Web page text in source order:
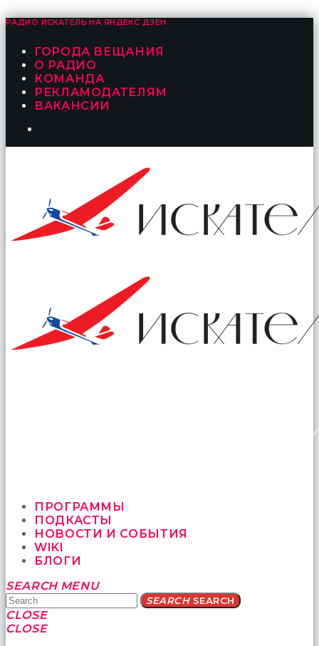
РАДИО ИСКАТЕЛЬ НА ЯНДЕКС ДЗЕН
ГОРОДА ВЕЩАНИЯ
О РАДИО
КОМАНДА
РЕКЛАМОДАТЕЛЯМ
ВАКАНСИИ
ПРОГРАММЫ
ПОДКАСТЫ
НОВОСТИ И СОБЫТИЯ
WIKI
БЛОГИ
Yatağa
bile
geçmeye
fırsat
SEARCH MENU
SEARCHSEARCH
CLOSE
CLOSE